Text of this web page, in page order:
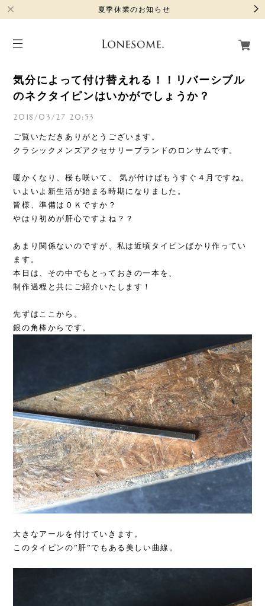
夏季休業のお知らせ
気分によって付け替えれる！！リバーシブル
のネクタイピンはいかがでしょうか？
2018/03/27 20:53
ご覧いただきありがとうございます。
クラシックメンズアクセサリーブランドのロンサムです。
暖かくなり、桜も咲いて、 気が付けばもうすぐ４月ですね。
いよいよ新生活が始まる時期になりました。
皆様、準備はＯＫですか？
やはり初めが肝心ですよね？？
あまり関係ないのですが、私は近頃タイピンばかり作ってい
ます。
本日は、その中でもとっておきの一本を、
制作過程と共にご紹介いたします！
先ずはここから。
銀の角棒からです。
大きなアールを付けていきます。
このタイピンの”肝”でもある美しい曲線。